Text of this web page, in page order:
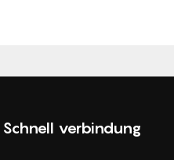
Schnell verbindung